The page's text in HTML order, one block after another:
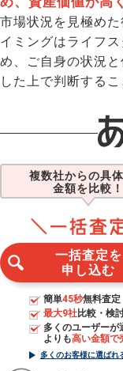
市場状況を見極め
イミングはライフ
め、ご自身の状況
した上で判断するこ
複数社からの具
金額を比較！
一括査定を
申し込む
簡単45秒無料査定
最大9社比較・検
多くのユーザーが
よりも高い金額で
多くのお客様に選ばれ